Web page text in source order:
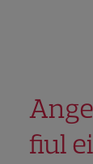
fiul